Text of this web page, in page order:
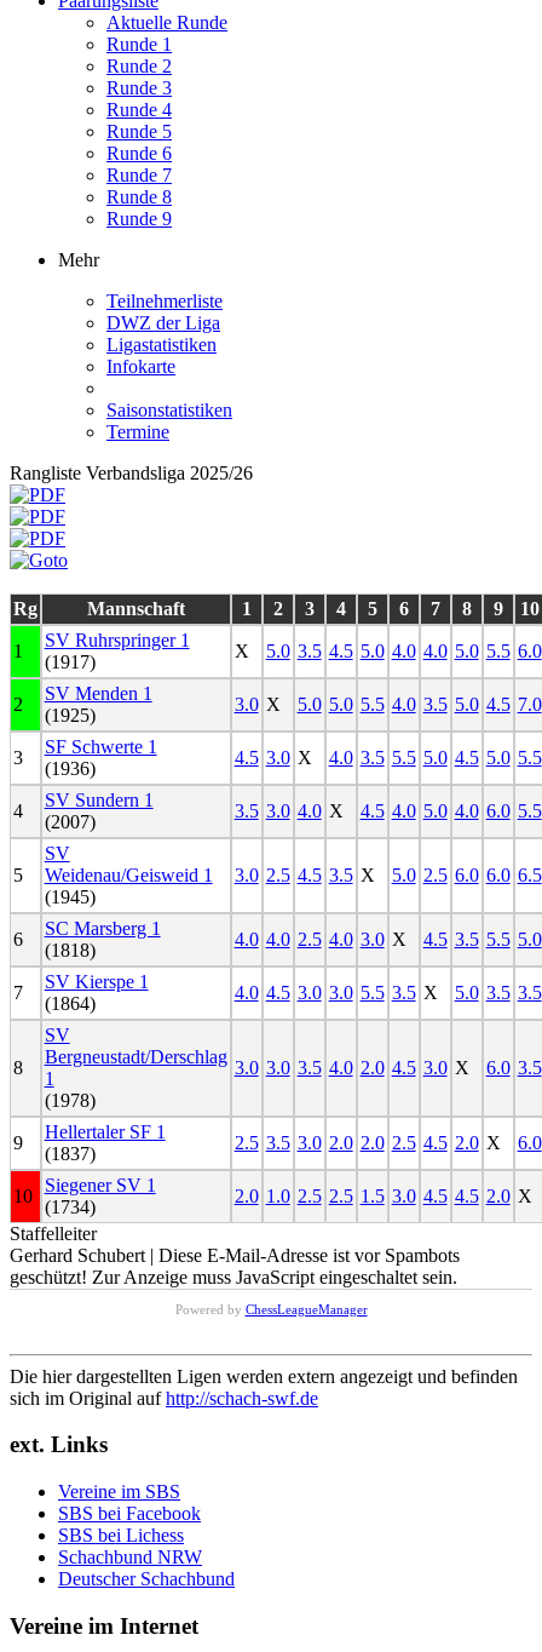
Aktuelle Runde
Runde 1
Runde 2
Runde 3
Runde 4
Runde 5
Runde 6
Runde 7
Runde 8
Runde 9
Mehr
Teilnehmerliste
DWZ der Liga
Ligastatistiken
Infokarte
Saisonstatistiken
Termine
Rangliste Verbandsliga 2025/26
Rg Mannschaft 1 2 3 4 5 6 7 8 9 10
1
SV Ruhrspringer 1
(1917)
X 5.0 3.5 4.5 5.0 4.0 4.0 5.0 5.5 6.0
2
SV Menden 1
(1925)
3.0 X 5.0 5.0 5.5 4.0 3.5 5.0 4.5 7.0
3
SF Schwerte 1
(1936)
4.5 3.0 X 4.0 3.5 5.5 5.0 4.5 5.0 5.5
4
SV Sundern 1
(2007)
3.5 3.0 4.0 X 4.5 4.0 5.0 4.0 6.0 5.5
5
SV
Weidenau/Geisweid 1
(1945)
3.0 2.5 4.5 3.5 X 5.0 2.5 6.0 6.0 6.5
6
SC Marsberg 1
(1818)
4.0 4.0 2.5 4.0 3.0 X 4.5 3.5 5.5 5.0
7
SV Kierspe 1
(1864)
4.0 4.5 3.0 3.0 5.5 3.5 X 5.0 3.5 3.5
8
SV
Bergneustadt/Derschlag
1
(1978)
3.0 3.0 3.5 4.0 2.0 4.5 3.0 X 6.0 3.5
9
Hellertaler SF 1
(1837)
2.5 3.5 3.0 2.0 2.0 2.5 4.5 2.0 X 6.0
10
Siegener SV 1
(1734)
2.0 1.0 2.5 2.5 1.5 3.0 4.5 4.5 2.0 X
Staffelleiter
Gerhard Schubert | Diese E-Mail-Adresse ist vor Spambots
geschützt! Zur Anzeige muss JavaScript eingeschaltet sein.
Powered by ChessLeagueManager
Die hier dargestellten Ligen werden extern angezeigt und befinden
sich im Original aufhttp://schach-swf.de
ext. Links
Vereine im SBS
SBS bei Facebook
SBS bei Lichess
Schachbund NRW
Deutscher Schachbund
Vereine im Internet